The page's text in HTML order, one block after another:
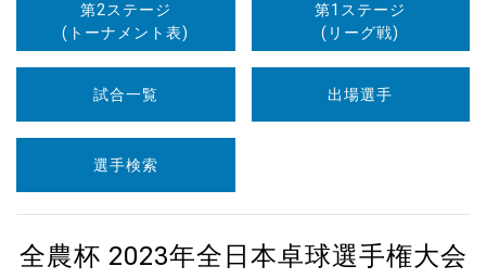
第2ステージ
(トーナメント表)
第1ステージ
(リーグ戦)
試合一覧 出場選手
選手検索
全農杯 2023年全日本卓球選手権大会